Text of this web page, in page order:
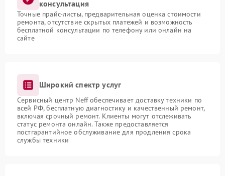
консультация
Точные прайс-листы, предварительная оценка стоимости
ремонта, отсутствие скрытых платежей и возможность
бесплатной консультации по телефону или онлайн на
сайте
Широкий спектр услуг
Сервисный центр Neff обеспечивает доставку техники по
всей РФ, бесплатную диагностику и качественный ремонт,
включая срочный ремонт. Клиенты могут отслеживать
статус ремонта онлайн. Также предоставляется
постгарантийное обслуживание для продления срока
службы техники